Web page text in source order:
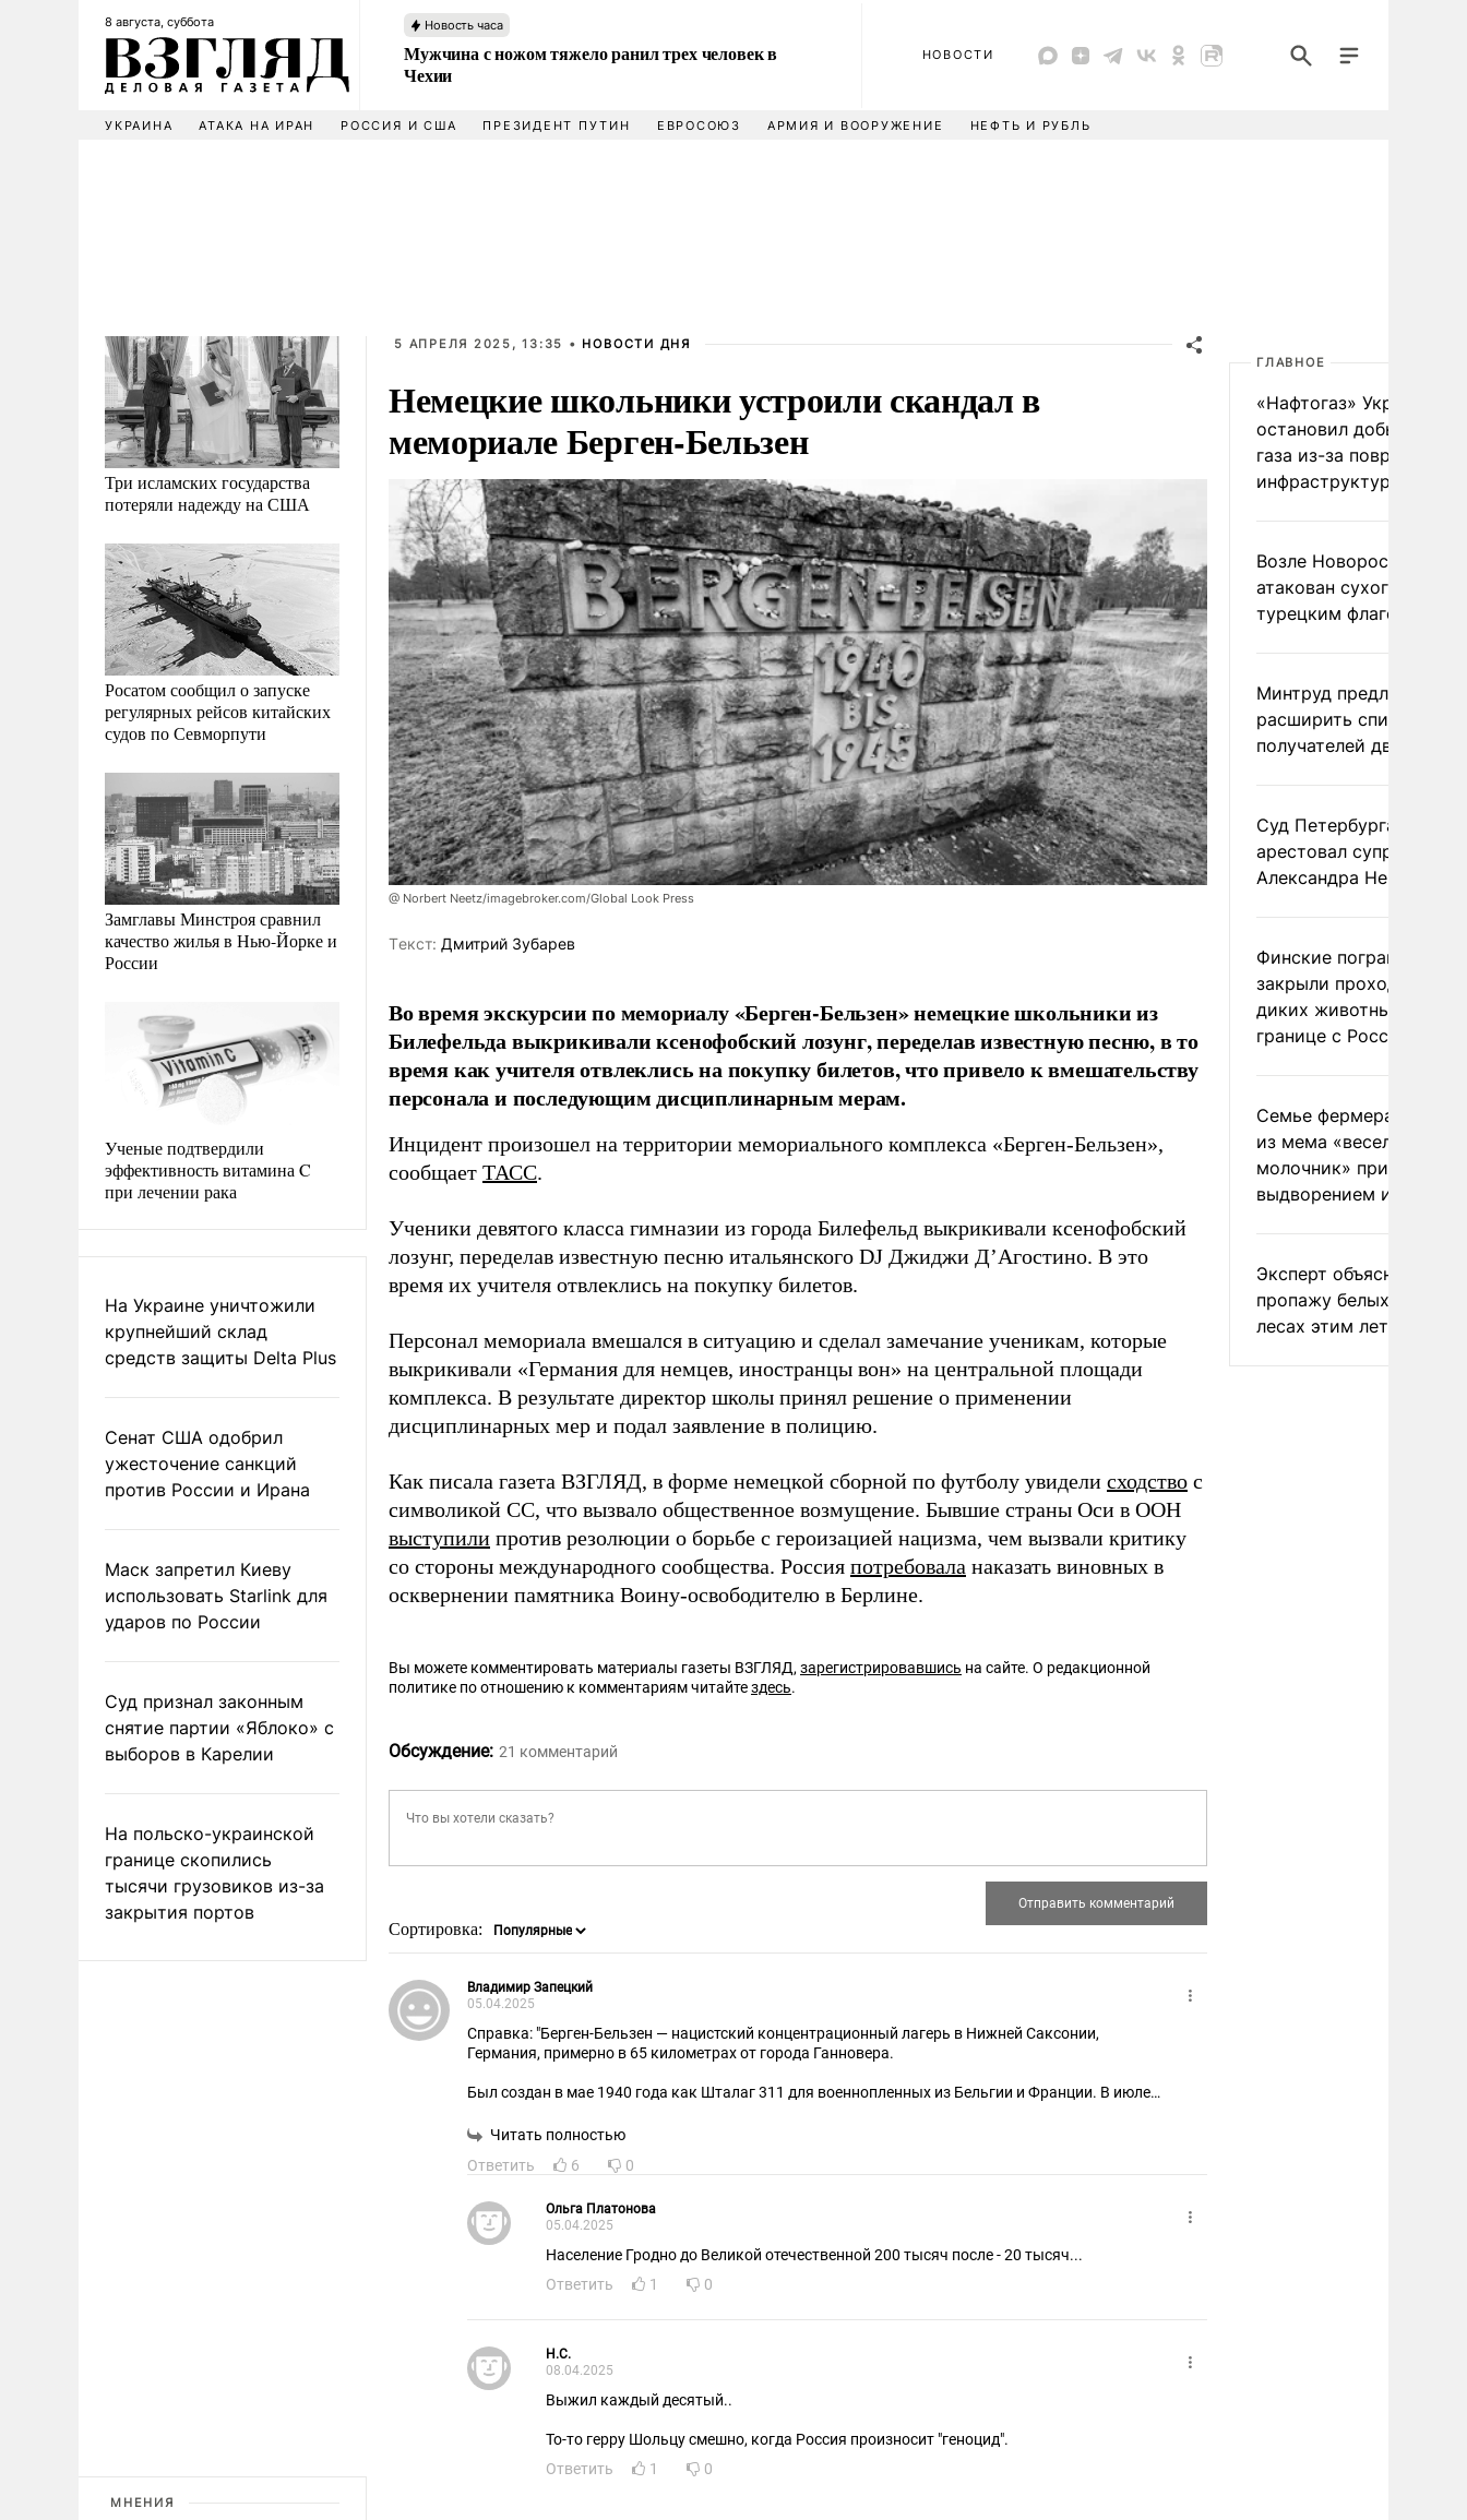
8 августа, суббота Новость часа
Мужчина с ножом тяжело ранил трех человек в
Чехии
НОВОСТИ
УКРАИНА АТАКА НА ИРАН РОССИЯ И США ПРЕЗИДЕНТ ПУТИН ЕВРОСОЮЗ АРМИЯ И ВООРУЖЕНИЕ НЕФТЬ И РУБЛЬ
Три исламских государства
потеряли надежду на США
Росатом сообщил о запуске
регулярных рейсов китайских
судов по Севморпути
Замглавы Минстроя сравнил
качество жилья в Нью-Йорке и
России
Ученые подтвердили
эффективность витамина C
при лечении рака
На Украине уничтожили
крупнейший склад
средств защиты Delta Plus
Сенат США одобрил
ужесточение санкций
против России и Ирана
Маск запретил Киеву
использовать Starlink для
ударов по России
Суд признал законным
снятие партии «Яблоко» с
выборов в Карелии
На польско-украинской
границе скопились
тысячи грузовиков из-за
закрытия портов
МНЕНИЯ
5 АПРЕЛЯ 2025, 13:35 • НОВОСТИ ДНЯ
Немецкие школьники устроили скандал в
мемориале Берген-Бельзен
@ Norbert Neetz/imagebroker.com/Global Look Press
Tекст: Дмитрий Зубарев
Во время экскурсии по мемориалу «Берген-Бельзен» немецкие школьники из
Билефельда выкрикивали ксенофобский лозунг, переделав известную песню, в то
время как учителя отвлеклись на покупку билетов, что привело к вмешательству
персонала и последующим дисциплинарным мерам.
Инцидент произошел на территории мемориального комплекса «Берген-Бельзен»,
сообщает ТАСС.
Ученики девятого класса гимназии из города Билефельд выкрикивали ксенофобский
лозунг, переделав известную песню итальянского DJ Джиджи Д’Агостино. В это
время их учителя отвлеклись на покупку билетов.
Персонал мемориала вмешался в ситуацию и сделал замечание ученикам, которые
выкрикивали «Германия для немцев, иностранцы вон» на центральной площади
комплекса. В результате директор школы принял решение о применении
дисциплинарных мер и подал заявление в полицию.
Как писала газета ВЗГЛЯД, в форме немецкой сборной по футболу увидели сходство с
символикой СС, что вызвало общественное возмущение. Бывшие страны Оси в ООН
выступили против резолюции о борьбе с героизацией нацизма, чем вызвали критику
со стороны международного сообщества. Россия потребовала наказать виновных в
осквернении памятника Воину-освободителю в Берлине.
Вы можете комментировать материалы газеты ВЗГЛЯД,зарегистрировавшись на сайте. О редакционной
политике по отношению к комментариям читайтездесь.
Обсуждение: 21 комментарий
Сортировка:
Владимир Запецкий
05.04.2025
Справка: "Берген-Бельзен — нацистский концентрационный лагерь в Нижней Саксонии,
Германия, примерно в 65 километрах от города Ганновера.
Был создан в мае 1940 года как Шталаг 311 для военнопленных из Бельгии и Франции. В июле
них скончались от голода, холода и болезней (выжило лишь 2097 человек)". Т.е. выжил лишь
Читать полностью
Ответить
6 0
Ольга Платонова
05.04.2025
Население Гродно до Великой отечественной 200 тысяч после - 20 тысяч...
Ответить
1 0
H.C.
08.04.2025
Выжил каждый десятый..
То-то герру Шольцу смешно, когда Россия произносит "геноцид".
Ответить
1 0
ГЛАВНОЕ
«Нафтогаз» Украины
остановил добычу
газа из-за повреждения
инфраструктуры
Возле Новороссийска
атакован сухогруз под
турецким флагом
Минтруд предложил
расширить список
получателей двух
Суд Петербурга заочно
арестовал супругу
Александра Невзорова
Финские пограничники
закрыли проходы для
диких животных на
границе с Россией
Семье фермера
из мема «веселый
молочник» пригрозили
выдворением из
Эксперт объяснил
пропажу белых грибов
лесах этим летом